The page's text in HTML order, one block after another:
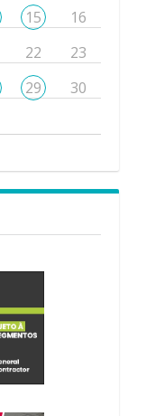
15
16
22
23
29
30